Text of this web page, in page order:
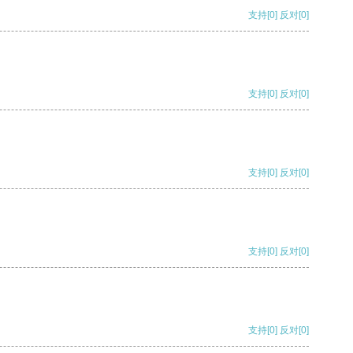
支持[0] 反对[0]
支持[0] 反对[0]
支持[0] 反对[0]
支持[0] 反对[0]
支持[0] 反对[0]